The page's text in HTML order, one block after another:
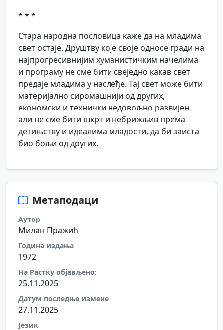
* * *
Стара народна пословица каже да на младима
свет остаје. Друштву које своје односе гради на
најпрогресивнијим хуманистичким начелима
и програму не сме бити свеједно какав свет
предаје младима у наслеђе. Тај свет може бити
материјално сиромашнији од других,
економски и технички недовољно развијен,
али не сме бити шкрт и небрижљив према
детињству и идеалима младости, да би заиста
био бољи од других.
Метаподаци
Аутор
Милан Пражић
Година издања
1972
На Растку објављено:
25.11.2025
Датум последње измене
27.11.2025
Језик